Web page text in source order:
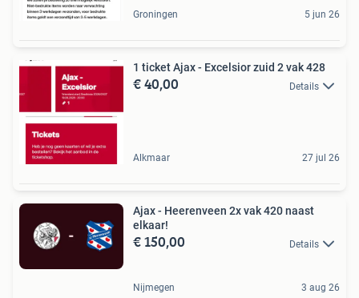
Groningen 5 jun 26
1 ticket Ajax - Excelsior zuid 2 vak 428
€ 40,00 Details
Alkmaar 27 jul 26
Ajax - Heerenveen 2x vak 420 naast
elkaar!
€ 150,00 Details
Nijmegen 3 aug 26